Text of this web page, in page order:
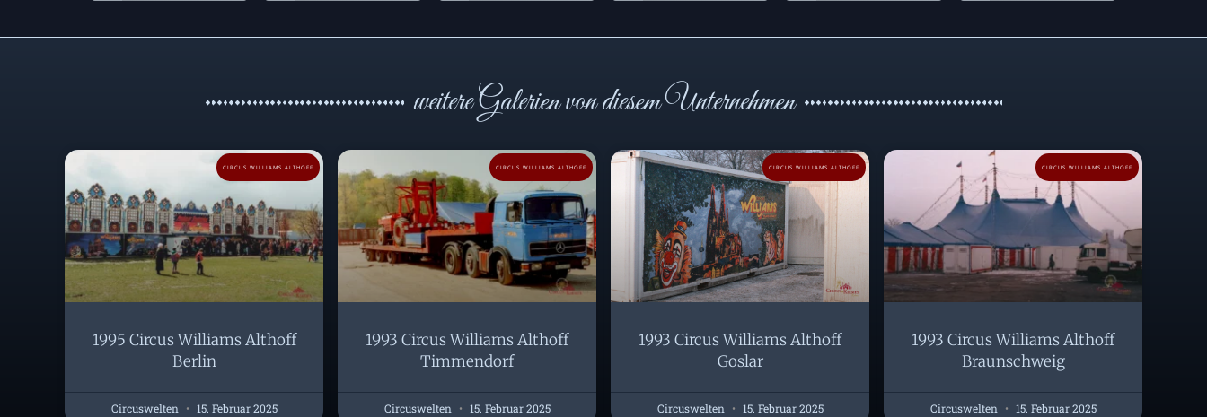
weitere Galerien von diesem Unternehmen
CIRCUS WILLIAMS ALTHOFF
1995 Circus Williams Althoff
Berlin
Circuswelten 15. Februar 2025
CIRCUS WILLIAMS ALTHOFF
1993 Circus Williams Althoff
Timmendorf
Circuswelten 15. Februar 2025
CIRCUS WILLIAMS ALTHOFF
1993 Circus Williams Althoff
Goslar
Circuswelten 15. Februar 2025
CIRCUS WILLIAMS ALTHOFF
1993 Circus Williams Althoff
Braunschweig
Circuswelten 15. Februar 2025